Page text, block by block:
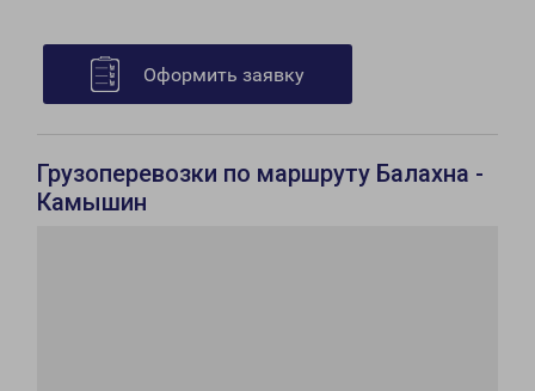
Оформить заявку
Грузоперевозки по маршруту Балахна -
Камышин